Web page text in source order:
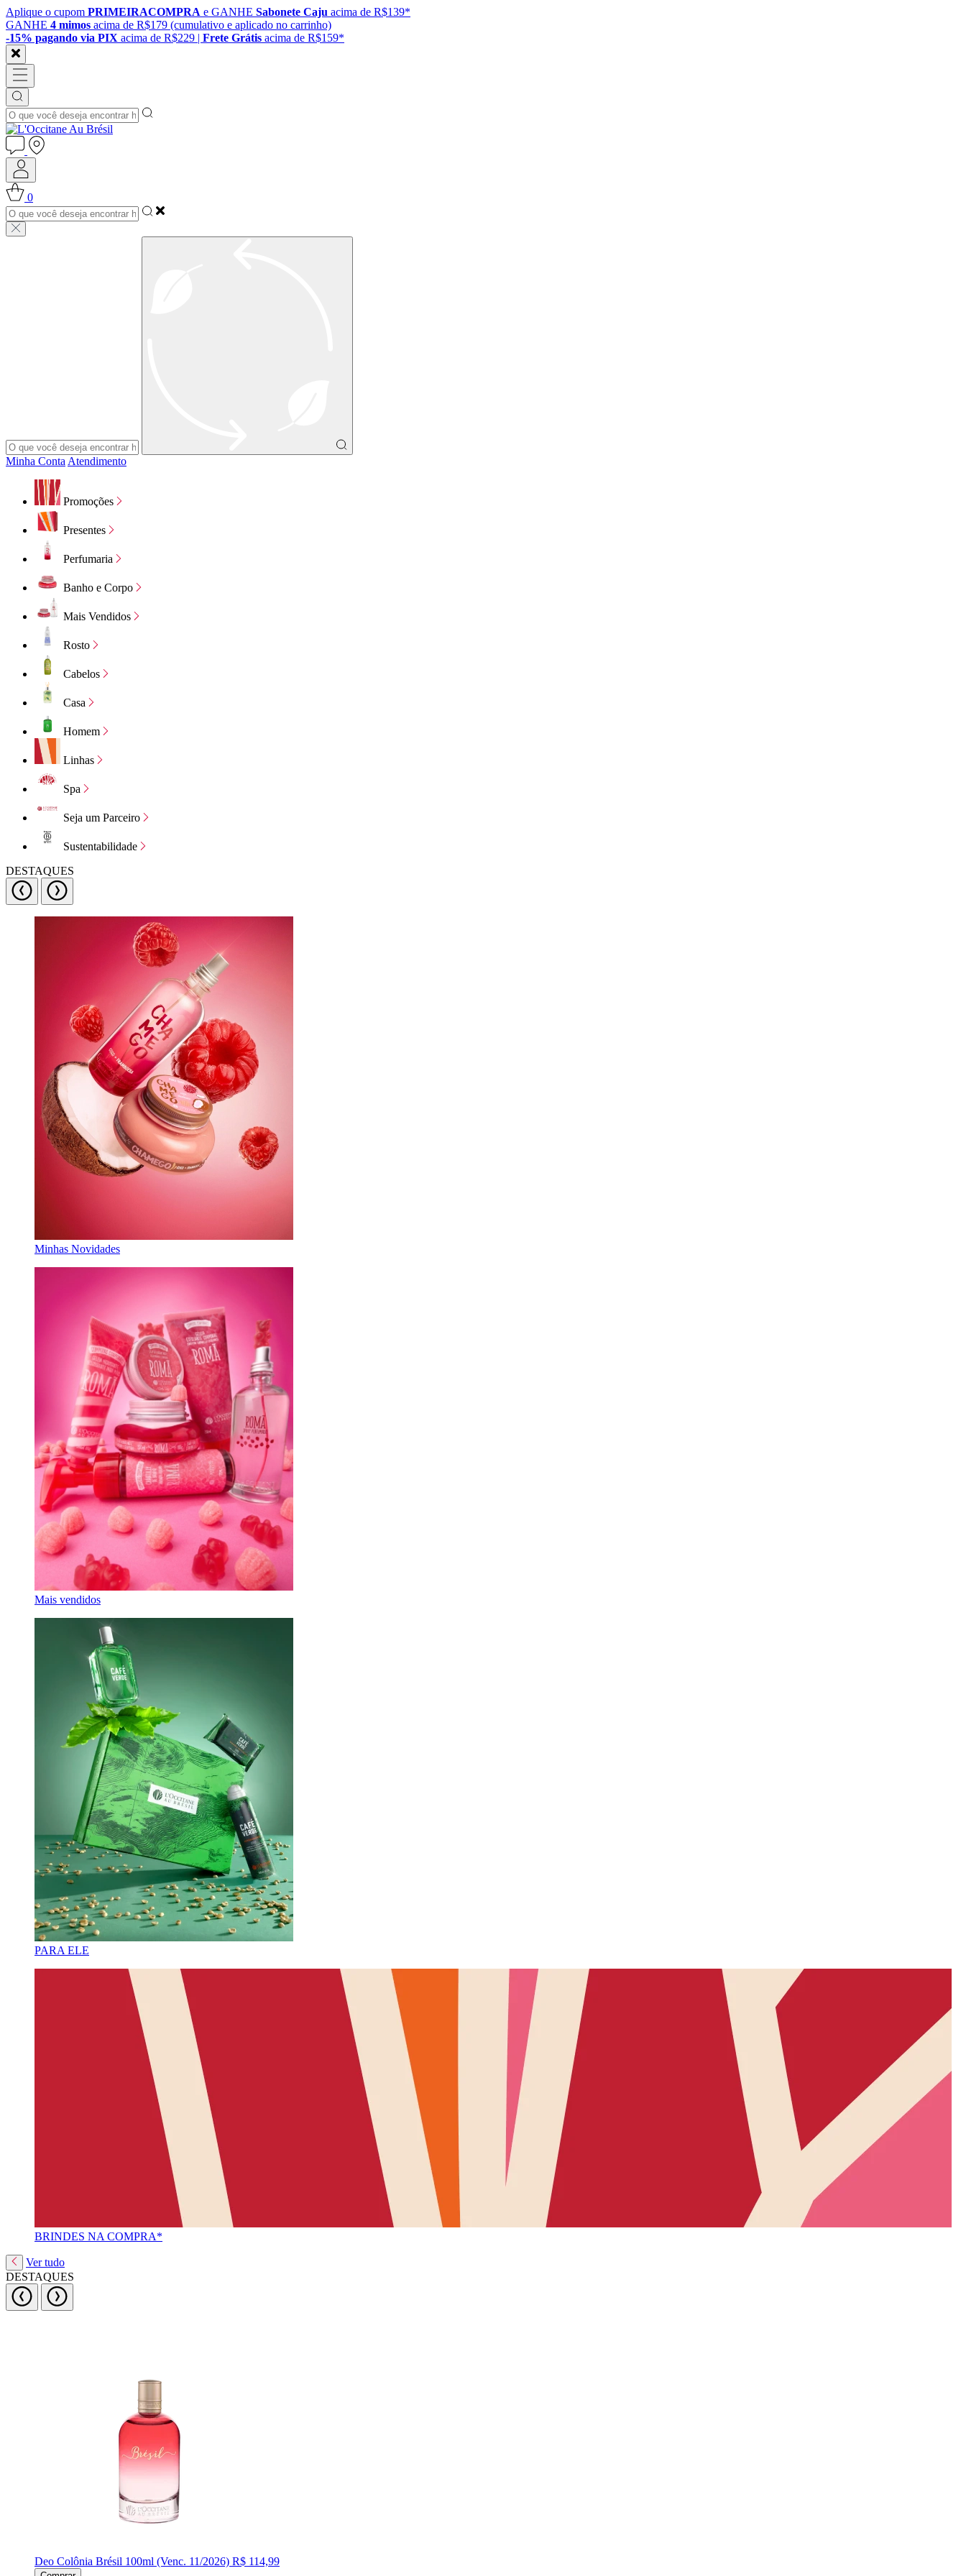
Aplique o cupom PRIMEIRACOMPRA e GANHE Sabonete Caju acima de R$139*
GANHE 4 mimos acima de R$179 (cumulativo e aplicado no carrinho)
-15% pagando via PIX acima de R$229 | Frete Grátis acima de R$159*
0
Minha Conta Atendimento
Promoções
Presentes
Perfumaria
Banho e Corpo
Mais Vendidos
Rosto
Cabelos
Casa
Homem
Linhas
Spa
Seja um Parceiro
Sustentabilidade
DESTAQUES
Minhas Novidades
Mais vendidos
PARA ELE
BRINDES NA COMPRA*
Ver tudo
DESTAQUES
Deo Colônia Brésil 100ml (Venc. 11/2026) R$ 114,99